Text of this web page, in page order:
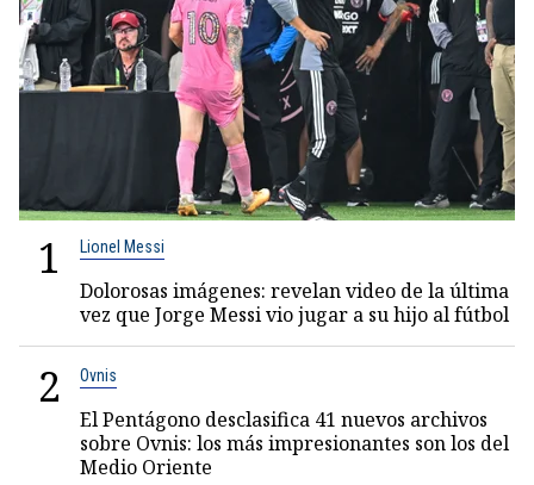
1 Lionel Messi
Dolorosas imágenes: revelan video de la última
vez que Jorge Messi vio jugar a su hijo al fútbol
2 Ovnis
El Pentágono desclasifica 41 nuevos archivos
sobre Ovnis: los más impresionantes son los del
Medio Oriente